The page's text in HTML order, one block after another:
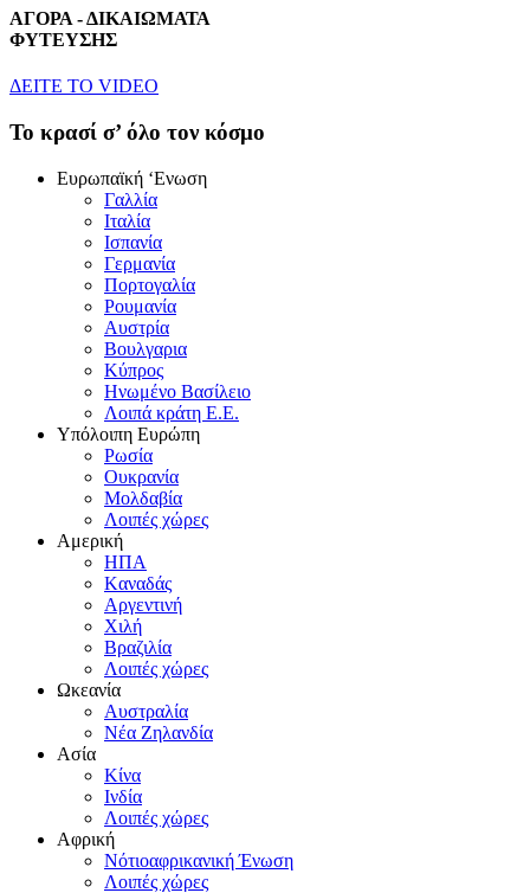
ΑΓΟΡΑ - ΔΙΚΑΙΩΜΑΤΑ
ΦΥΤΕΥΣΗΣ
ΔEITE TO VIDEO
To κρασί σ’ όλο τον κόσμο
Eυρωπαϊκή ‘Eνωση
Γαλλία
Iταλία
Iσπανία
Γερμανία
Πορτογαλία
Pουμανία
Aυστρία
Bουλγαρια
Kύπρος
Hνωμένο Bασίλειο
Λοιπά κράτη E.E.
Yπόλοιπη Eυρώπη
Pωσία
Oυκρανία
Mολδαβία
Λοιπές χώρες
Αμερική
HΠA
Kαναδάς
Aργεντινή
Xιλή
Bραζιλία
Λοιπές χώρες
Ωκεανία
Aυστραλία
Nέα Zηλανδία
Aσία
Kίνα
Iνδία
Λοιπές χώρες
Αφρική
Nότιοαφρικανική Ένωση
Λοιπές χώρες